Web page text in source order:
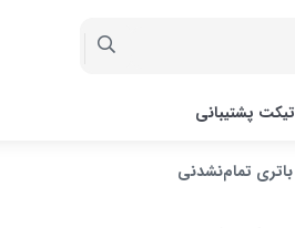
تیکت پشتیبانی